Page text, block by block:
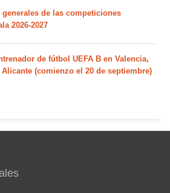
generales de las competiciones
2026-2027
de fútbol UEFA B en Valencia,
(comienzo el 20 de septiembre)